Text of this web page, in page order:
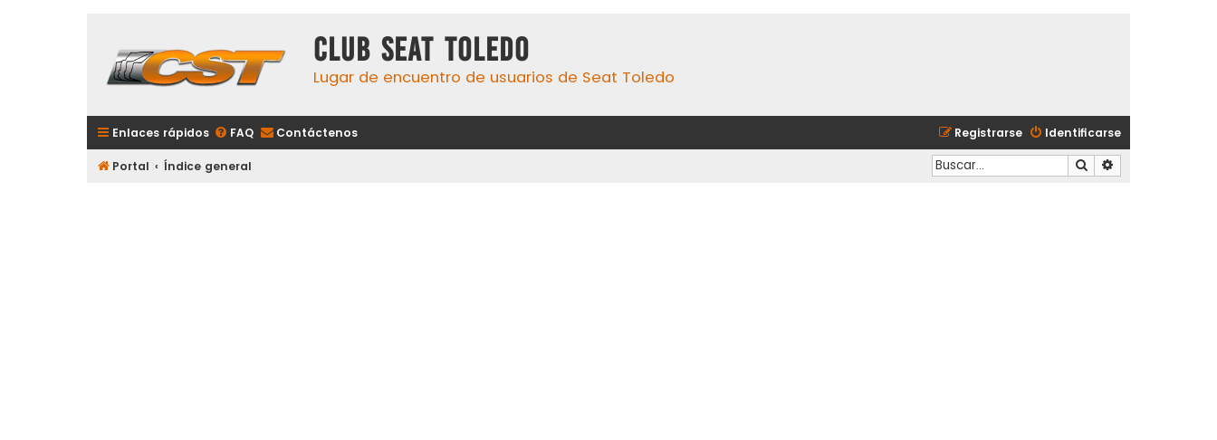
Club Seat Toledo
Lugar de encuentro de usuarios de Seat Toledo
Enlaces rápidos FAQ Contáctenos Identificarse
Registrarse
Portal Índice general Buscar